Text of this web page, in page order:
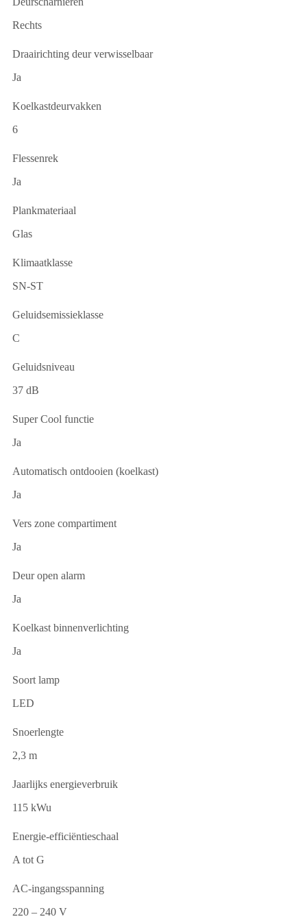
Rechts
Draairichting deur verwisselbaar
Ja
Koelkastdeurvakken
6
Flessenrek
Ja
Plankmateriaal
Glas
Klimaatklasse
SN-ST
Geluidsemissieklasse
C
Geluidsniveau
37 dB
Super Cool functie
Ja
Automatisch ontdooien (koelkast)
Ja
Vers zone compartiment
Ja
Deur open alarm
Ja
Koelkast binnenverlichting
Ja
Soort lamp
LED
Snoerlengte
2,3 m
Jaarlijks energieverbruik
115 kWu
Energie-efficiëntieschaal
A tot G
AC-ingangsspanning
220 – 240 V